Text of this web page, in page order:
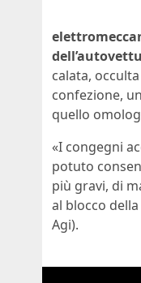
calata,
confezione,
quello
«I congegni
potuto
più gravi, di
al blocco
Agi).